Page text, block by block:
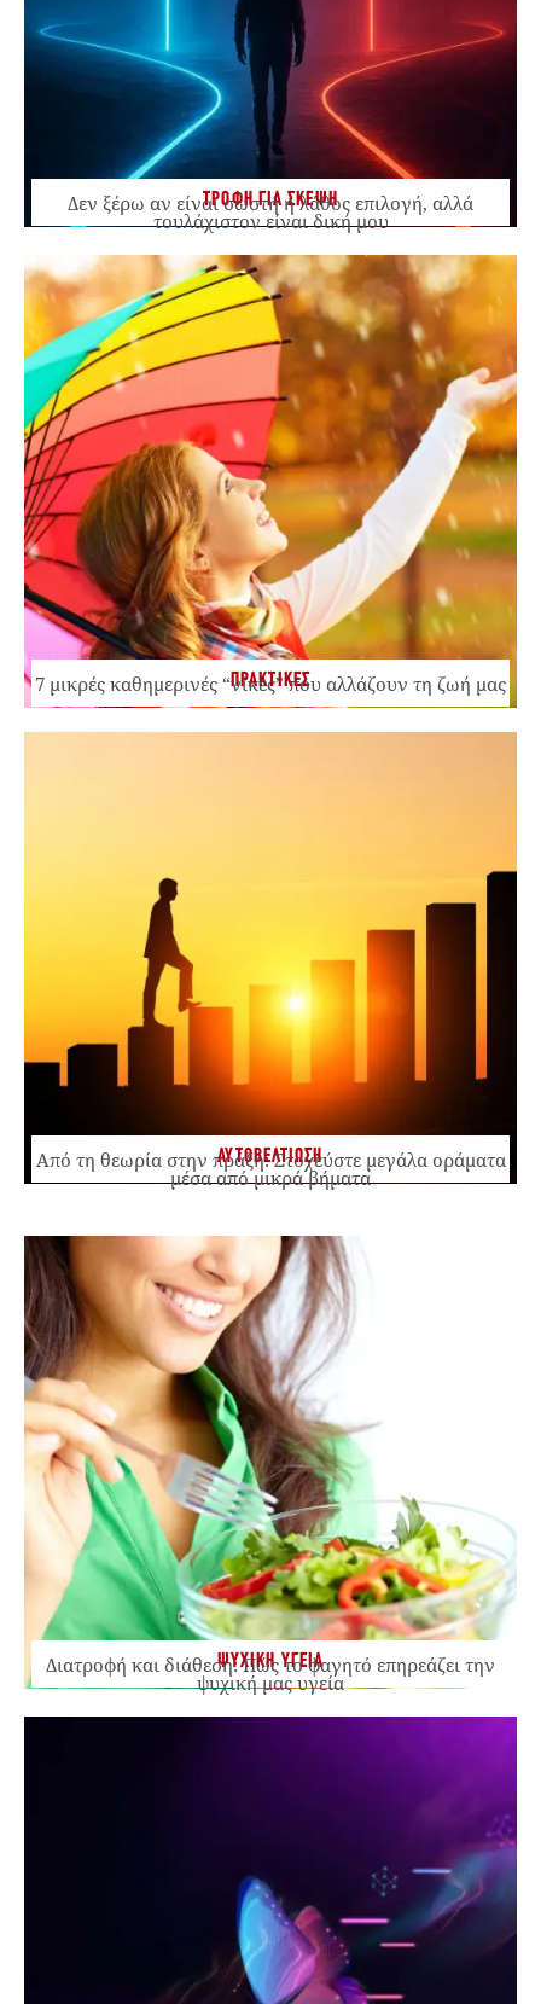
ΤΡΟΦΗ ΓΙΑ ΣΚΕΨΗ
Δεν ξέρω αν είναι σωστή ή λάθος επιλογή, αλλά
τουλάχιστον είναι δική μου
ΠΡΑΚΤΙΚΕΣ
7 μικρές καθημερινές “νίκες” που αλλάζουν τη ζωή μας
ΑΥΤΟΒΕΛΤΙΩΣΗ
Από τη θεωρία στην πράξη: Στοχεύστε μεγάλα οράματα
μέσα από μικρά βήματα
ΨΥΧΙΚΗ ΥΓΕΙΑ
Διατροφή και διάθεση: Πώς το φαγητό επηρεάζει την
ψυχική μας υγεία